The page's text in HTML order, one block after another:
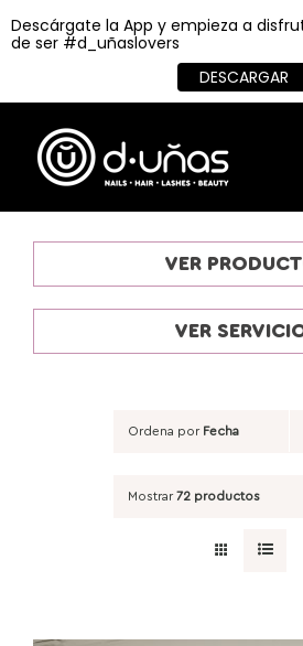
contenido
VER
VER
Ordena por Fecha
Mostrar72 productos
Descárgate la App y empieza a
de ser #d_uñaslovers
DESCARGAR